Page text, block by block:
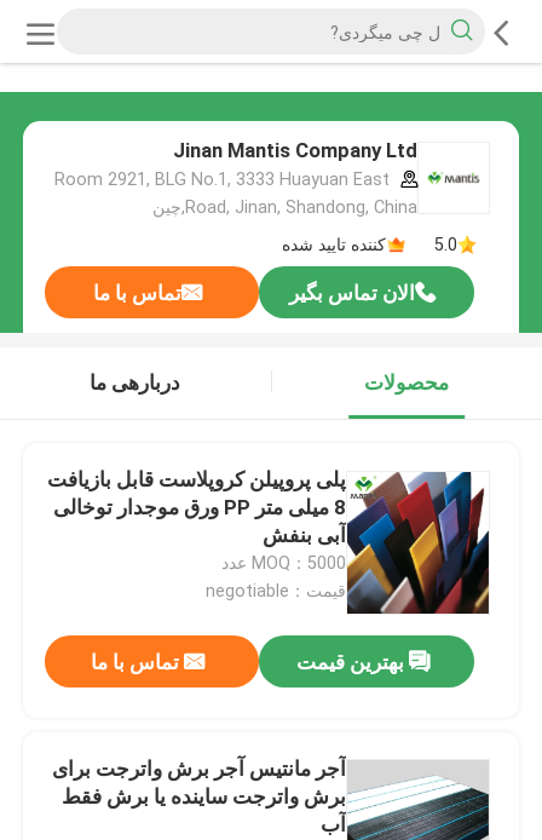
Jinan Mantis Company Ltd
Room 2921, BLG No.1, 3333 Huayuan East
Road, Jinan, Shandong, China,چین
5.0
کننده تایید شده
الان تماس بگیر تماس با ما
محصولات دربارهی ما
پلی پروپیلن کروپلاست قابل بازیافت
8 میلی متر PP ورق موجدار توخالی
آبی بنفش
MOQ：5000 عدد
قیمت：negotiable
بهترین قیمت تماس با ما
آجر مانتیس آجر برش واترجت برای
برش واترجت ساینده یا برش فقط
آب